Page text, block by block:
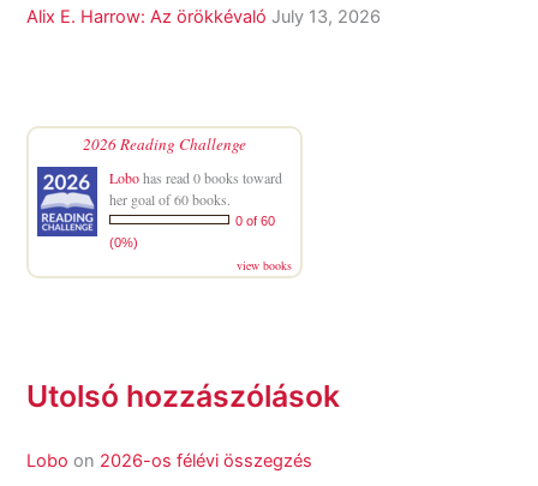
Alix E. Harrow: Az örökkévaló July 13, 2026
2026 Reading Challenge
Lobohas read 0 books toward
her goal of 60 books.
0 of 60
(0%)
view books
Utolsó hozzászólások
Lobo on 2026-os félévi összegzés